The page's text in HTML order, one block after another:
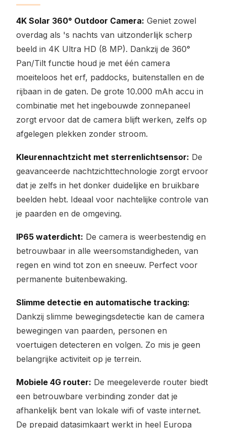
4K Solar 360° Outdoor Camera: Geniet zowel
overdag als 's nachts van uitzonderlijk scherp
beeld in 4K Ultra HD (8 MP). Dankzij de 360°
Pan/Tilt functie houd je met één camera
moeiteloos het erf, paddocks, buitenstallen en de
rijbaan in de gaten. De grote 10.000 mAh accu in
combinatie met het ingebouwde zonnepaneel
zorgt ervoor dat de camera blijft werken, zelfs op
afgelegen plekken zonder stroom.
Kleurennachtzicht met sterrenlichtsensor: De
geavanceerde nachtzichttechnologie zorgt ervoor
dat je zelfs in het donker duidelijke en bruikbare
beelden hebt. Ideaal voor nachtelijke controle van
je paarden en de omgeving.
IP65 waterdicht: De camera is weerbestendig en
betrouwbaar in alle weersomstandigheden, van
regen en wind tot zon en sneeuw. Perfect voor
permanente buitenbewaking.
Slimme detectie en automatische tracking:
Dankzij slimme bewegingsdetectie kan de camera
bewegingen van paarden, personen en
voertuigen detecteren en volgen. Zo mis je geen
belangrijke activiteit op je terrein.
Mobiele 4G router: De meegeleverde router biedt
een betrouwbare verbinding zonder dat je
afhankelijk bent van lokale wifi of vaste internet.
De prepaid datasimkaart werkt in heel Europa